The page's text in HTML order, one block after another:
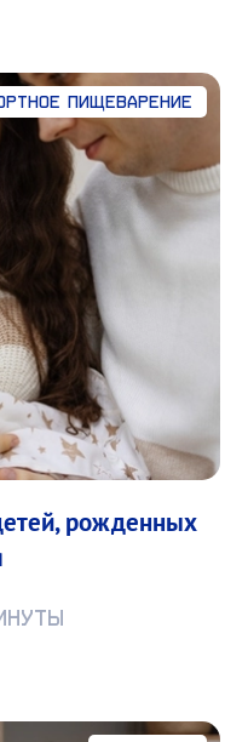
пищеварение
рожденных